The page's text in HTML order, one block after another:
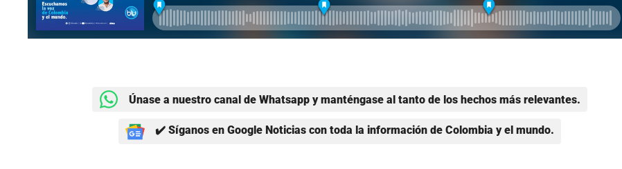
Únase a nuestro canal de Whatsapp y manténgase al tanto de los hechos más relevantes.
✔️ Síganos en Google Noticias con toda la información de Colombia y el mundo.